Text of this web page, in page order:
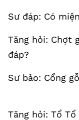
Sư đáp: Có
Tăng hỏi: Chợt
đáp?
Sư bảo: Cổng
Tăng hỏi: Tổ